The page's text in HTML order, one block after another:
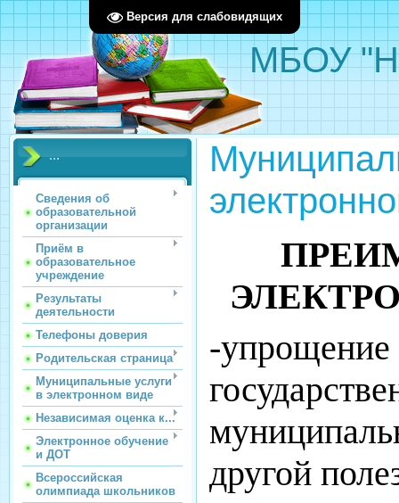
Версия для слабовидящих
МБОУ
...
Сведения об
образовательной
организации
Приём в
образовательное
учреждение
Результаты
деятельности
Телефоны доверия
Родительская страница
Муниципальные услуги
в электронном виде
Независимая оценка к...
Электронное обучение
и ДОТ
Всероссийская
олимпиада школьников
-упрощение
другой